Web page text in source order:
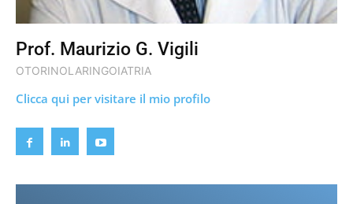
Prof. Maurizio G. Vigili
OTORINOLARINGOIATRIA
Clicca qui per visitare il mio profilo